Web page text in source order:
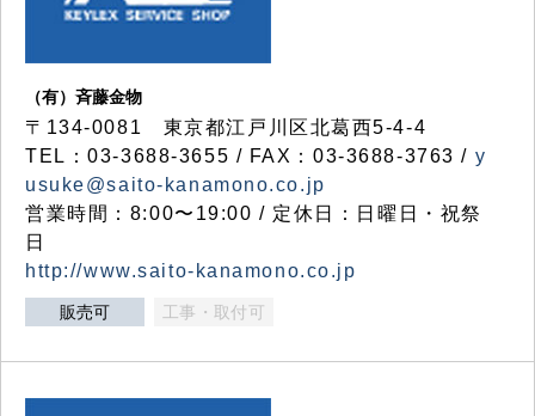
（有）斉藤金物
〒134-0081 東京都江戸川区北葛西5-4-4
TEL：03-3688-3655 / FAX：03-3688-3763 / y
usuke@saito-kanamono.co.jp
営業時間：8:00〜19:00 / 定休日：日曜日・祝祭
日
http://www.saito-kanamono.co.jp
販売可 工事・取付可